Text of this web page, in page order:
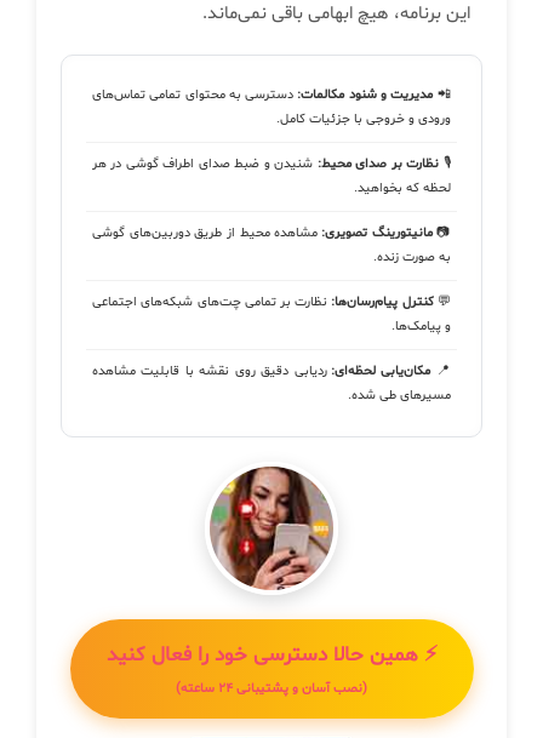
این برنامه، هیچ ابهامی باقی نمی‌ماند.
📲مدیریت و شنود مکالمات: دسترسی به محتوای تمامی تماس‌های
ورودی و خروجی با جزئیات کامل.
🎙️ نظارت بر صدای محیط: شنیدن و ضبط صدای اطراف گوشی در هر
لحظه که بخواهید.
📷مانیتورینگ تصویری: مشاهده محیط از طریق دوربین‌های گوشی
به صورت زنده.
💬کنترل پیام‌رسان‌ها: نظارت بر تمامی چت‌های شبکه‌های اجتماعی
و پیامک‌ها.
📍مکان‌یابی لحظه‌ای: ردیابی دقیق روی نقشه با قابلیت مشاهده
مسیرهای طی شده.
⚡ همین حالا دسترسی خود را فعال کنید
(نصب آسان و پشتیبانی ۲۴ ساعته)